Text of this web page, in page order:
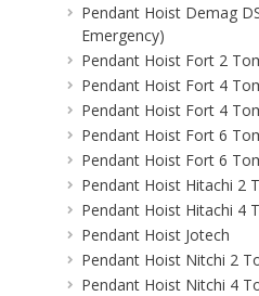
Pendant Hoist Demag
Emergency)
Pendant Hoist Fort 2
Pendant Hoist Fort 4
Pendant Hoist Fort 4
Pendant Hoist Fort 6
Pendant Hoist Fort 6
Pendant Hoist Hitachi 2
Pendant Hoist Hitachi 4
Pendant Hoist Jotech
Pendant Hoist Nitchi 2
Pendant Hoist Nitchi 4